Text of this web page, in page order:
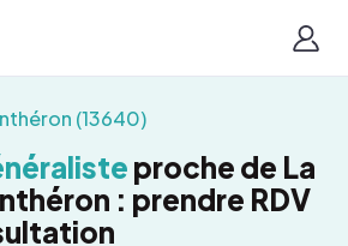
(13640)
proche de La
: prendre RDV